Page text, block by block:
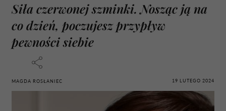
Siła czerwonej szminki. Nosząc ją na
co dzień, poczujesz przypływ
pewności siebie
MAGDA ROSŁANIEC 19 LUTEGO 2024